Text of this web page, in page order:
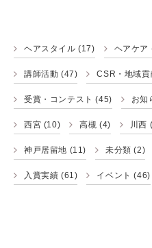
ヘアスタイル (17) ヘアケア
講師活動 (47) CSR・地域貢
受賞・コンテスト (45) お知
西宮 (10) 高槻 (4) 川西
神戸居留地 (11) 未分類 (2)
入賞実績 (61) イベント (46)